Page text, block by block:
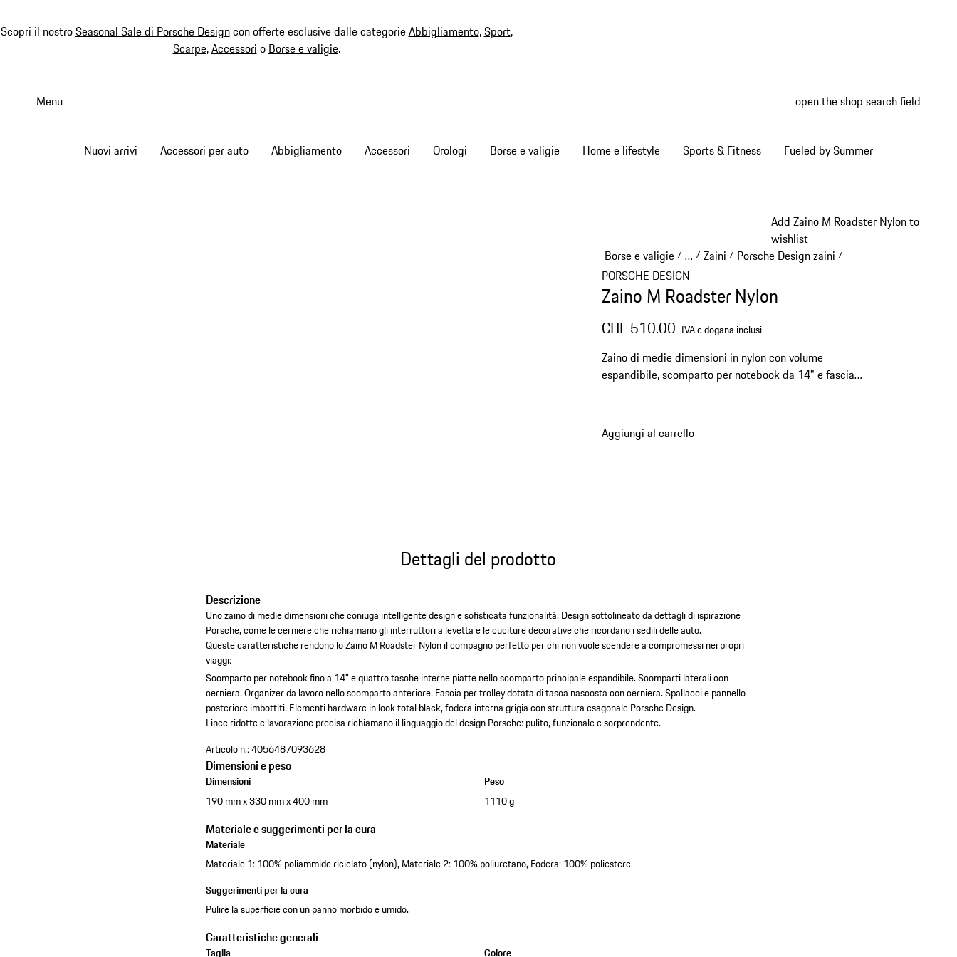
Scopri il nostroSeasonal Sale di Porsche Designcon offerte esclusive dalle categorieAbbigliamento,Sport,
Scarpe,Accessori o Borse e valigie.
Menu open the shop search field
Nuovi arrivi Accessori per auto Abbigliamento Accessori Orologi Borse e valigie Home e lifestyle Sports & Fitness Fueled by Summer
Add Zaino M Roadster Nylon to
wishlist
Borse e valigie/ …
Reveal collapsed breadcrumb items
/ Zaini / Porsche Design zaini /
PORSCHE DESIGN
Zaino M Roadster Nylon
CHF 510.00 IVA e dogana inclusi
Zaino di medie dimensioni in nylon con volume
espandibile, scomparto per notebook da 14" e fascia
Aggiungi al carrello
Dettagli del prodotto
Descrizione
Uno zaino di medie dimensioni che coniuga intelligente design e sofisticata funzionalità. Design sottolineato da dettagli di ispirazione
Porsche, come le cerniere che richiamano gli interruttori a levetta e le cuciture decorative che ricordano i sedili delle auto.
Queste caratteristiche rendono lo Zaino M Roadster Nylon il compagno perfetto per chi non vuole scendere a compromessi nei propri
viaggi:
Scomparto per notebook fino a 14" e quattro tasche interne piatte nello scomparto principale espandibile.Scomparti laterali con
cerniera.Organizer da lavoro nello scomparto anteriore.Fascia per trolley dotata di tasca nascosta con cerniera.Spallacci e pannello
posteriore imbottiti.Elementi hardware in look total black, fodera interna grigia con struttura esagonale Porsche Design.
Linee ridotte e lavorazione precisa richiamano il linguaggio del design Porsche: pulito, funzionale e sorprendente.
Articolo n.:4056487093628
Dimensioni e peso
Dimensioni
190 mm x 330 mm x 400 mm
Peso
1110 g
Materiale e suggerimenti per la cura
Materiale
Materiale 1: 100% poliammide riciclato (nylon), Materiale 2: 100% poliuretano, Fodera: 100% poliestere
Suggerimenti per la cura
Pulire la superficie con un panno morbido e umido.
Caratteristiche generali
Taglia Colore